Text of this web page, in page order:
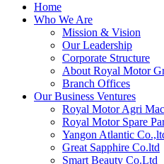
Home
Who We Are
Mission & Vision
Our Leadership
Corporate Structure
About Royal Motor
Branch Offices
Our Business Ventures
Royal Motor Agri
Royal Motor Spare
Yangon Atlantic
Great Sapphire Co.ltd
Smart Beauty Co.Ltd